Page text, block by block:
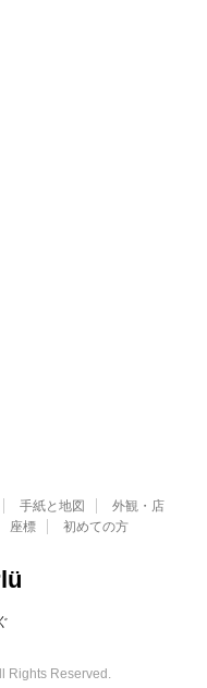
手紙と地図
外観・店
座標 初めての方
Rights Reserved.